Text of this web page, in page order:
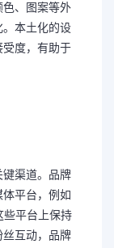
、图案等外
本土化的设
度，有助于
渠道。品牌
平台，例如
些平台上保持
互动，品牌